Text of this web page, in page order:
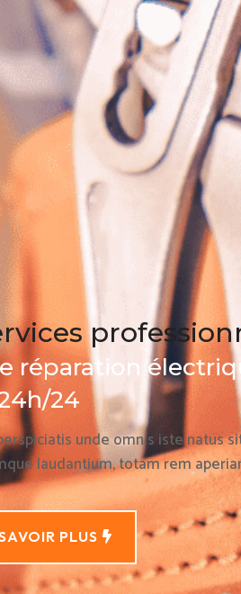
réparation
24
unde omnis iste natus
laudantium, totam rem
PLUS